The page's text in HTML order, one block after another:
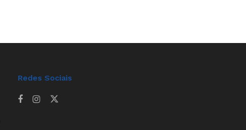
Redes Sociais